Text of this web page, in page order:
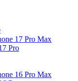
17 Pro Max
Pro
16 Pro Max